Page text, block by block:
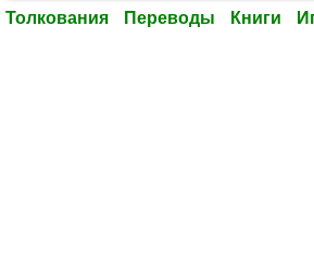
Толкования Переводы Книги